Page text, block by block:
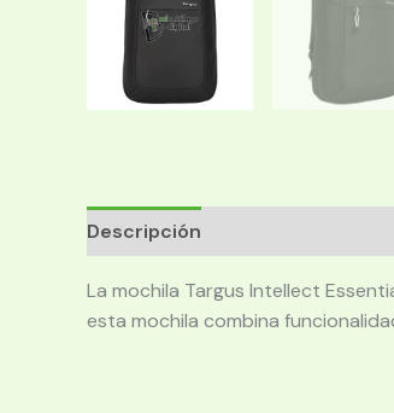
Descripción
La mochila Targus Intellect
esta mochila combina